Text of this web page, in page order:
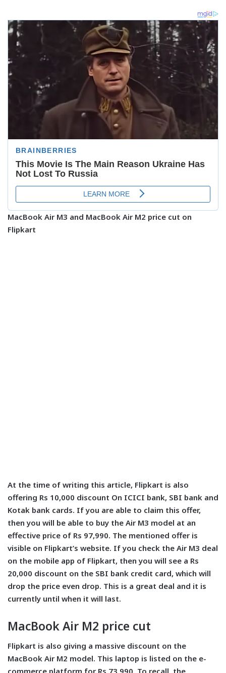
MacBook Air M3 and MacBook Air M2 price cut on
Flipkart
At the time of writing this article, Flipkart is also
offering Rs 10,000 discount On ICICI bank, SBI bank and
Kotak bank cards. If you are able to claim this offer,
then you will be able to buy the Air M3 model at an
effective price of Rs 97,990. The mentioned offer is
visible on Flipkart’s website. If you check the Air M3 deal
on the mobile app of Flipkart, then you will see a Rs
20,000 discount on the SBI bank credit card, which will
drop the price even drop. This is a great deal and it is
currently until when it will last.
MacBook Air M2 price cut
Flipkart is also giving a massive discount on the
MacBook Air M2 model. This laptop is listed on the e-